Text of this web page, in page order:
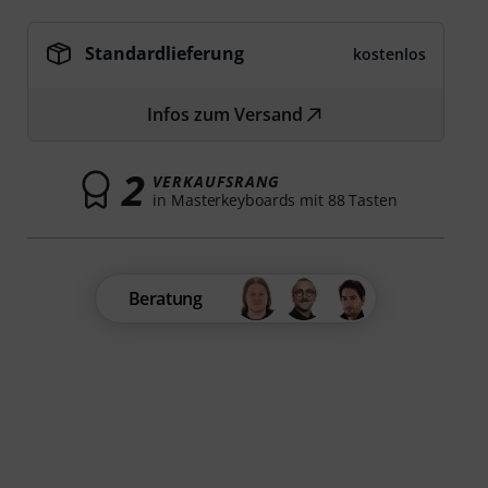
Standardlieferung kostenlos
Infos zum Versand
2 VERKAUFSRANG
in Masterkeyboards mit 88 Tasten
Beratung